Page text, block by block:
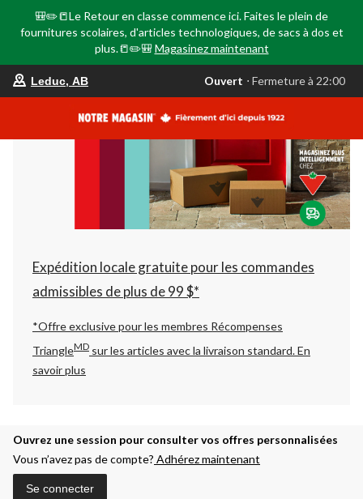
🎒✏️📒Le Retour en classe commence ici. Faites le plein de
fournitures scolaires, d'articles technologiques, de sacs à dos et
plus.📒✏️🎒 Magasinez maintenant
votre
est
AB,
Ouvert,
Fermeture
à
22:00
changer
Leduc, AB Ouvert ⋅ Fermeture à 22:00
Expédition locale gratuite pour les commandes
admissibles de plus de 99 $*
*Offre exclusive pour les membres Récompenses
TriangleMD sur les articles avec la livraison standard.En
savoir plus
Ouvrez une session pour consulter vos offres personnalisées
Vous n’avez pas de compte? Adhérez maintenant
Se connecter